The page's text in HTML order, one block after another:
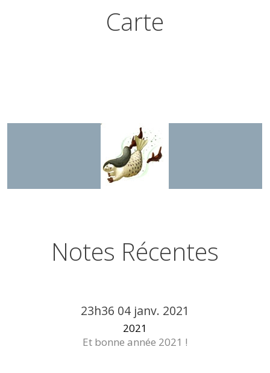
Carte
Notes Récentes
23h36 04 janv. 2021
2021
Et bonne année 2021 !